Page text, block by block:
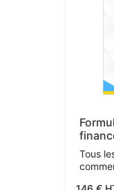
Tous